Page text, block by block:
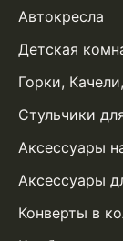
Автокресла
Детская
Горки,
Стульчики
Аксессуары
Аксессуары
Конверты в